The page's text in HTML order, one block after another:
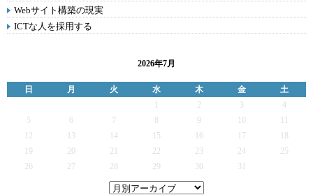
Webサイト構築の現実
ICTな人を採用する
2026年7月
日 月 火 水 木 金
土
2 3
4
5
6 7 9
12
13 14 15 16 17
19
20 21 22 23 24
25
26
27 28 29 30 31